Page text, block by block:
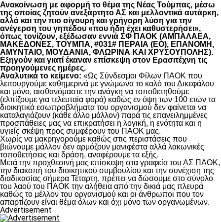
Ανακοίνωση με αφορμή το θέμα της Νέας Τούμπας, μέσω
της οποίας ζητούν ανεξάρτητο ΑΣ και μελλοντικά αυτάρκη,
αλλά και την πιο σίγουρη και γρήγορη λύση για την
ανέγερση του γηπέδου «που ήδη έχει καθυστερήσει»,
όπως τονίζουν, εξέδωσαν εννιά ΣΦ ΠΑΟΚ (ΑΜΠΑΛΑΕΑ,
ΜΑΚΕΔΟΝΕΣ, ΤΟΥΜΠΑ, #031# ΠΕΡΑΙΑ (ΕΟ), ΕΠΑΝΟΜΗ,
ΑΜΥΝΤΑΙΟ, ΜΟΥΔΑΝΙΑ, ΦΛΩΡΙΝΑ ΚΑΙ ΧΡΥΣΟΥΠΟΛΗΣ).
Εξηγούν και γιατί έκαναν επίσκεψη στον Ερασιτέχνη τις
προηγούμενες ημέρες.
Αναλυτικά το κείμενο: «Ως Σύνδεσμοι Φίλων ΠΑΟΚ που
λειτουργούμε καθημερινά με γνώμωνα το καλό του Δικεφάλου
και μόνο, αισθανόμαστε την ανάγκη να τοποθετηθούμε
(ελπίζουμε για τελευταία φορά) καθώς εν όψη των 100 ετών τα
διοικητικά εσωπροβλήματα του οργανισμού δεν φαίνεται να
καταλαγιάζουν (κάθε άλλο μάλλον) παρά τις επανειλημμένες
προσπάθειες μας να επικρατήσει η λογική, η ενότητα και η
υγιείς σκέψη προς συμφέρουν του ΠΑΟΚ μας.
Χωρίς να μακρηγορούμε καθώς στις περιστάσεις που
βιώνουμε μάλλον δεν αρμόζουν μανιφέστα αλλά λακωνικές
τοποθετήσεις και δράση, αναφέρουμε τα εξής.
Μετά την προχθεσινή μας επίσκεψη στα γραφεία του ΑΣ ΠΑΟΚ,
την διακοπή του διοικητικού συμβουλίου και την συνέχιση της
διαδικασίας σήμερα Τέταρτη, πρέπει να δώσουμε στο σύνολο
του λαού του ΠΑΟΚ την αλήθεια από την δικιά μας πλευρά
καθώς το μέλλον του οργανισμού και οι άνθρωποι που τον
απαρτίζουν είναι θέμα όλων και όχι μόνο των οργανωμένων.
Advertisement